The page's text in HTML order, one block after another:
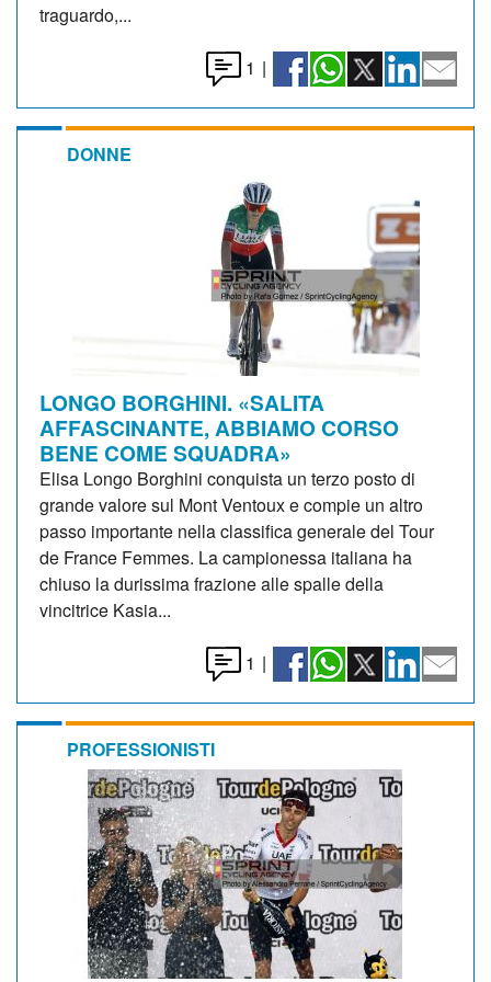
traguardo,...
1 |
DONNE
LONGO BORGHINI. «SALITA
AFFASCINANTE, ABBIAMO CORSO
BENE COME SQUADRA»
Elisa Longo Borghini conquista un terzo posto di
grande valore sul Mont Ventoux e compie un altro
passo importante nella classifica generale del Tour
de France Femmes. La campionessa italiana ha
chiuso la durissima frazione alle spalle della
vincitrice Kasia...
1 |
PROFESSIONISTI